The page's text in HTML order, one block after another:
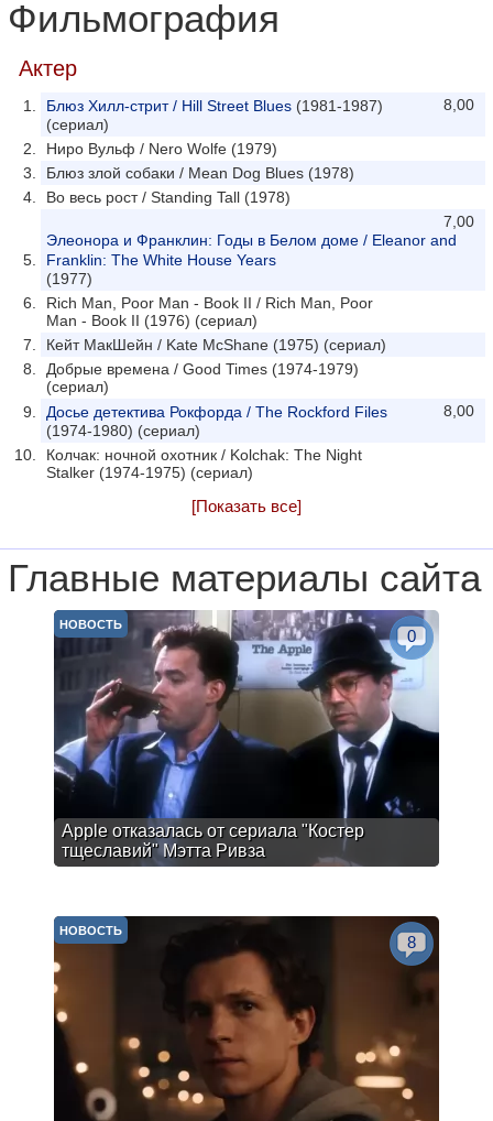
Фильмография
Актер
8,00
Блюз Хилл-стрит / Hill Street Blues (1981-1987)
(сериал)
Ниро Вульф / Nero Wolfe (1979)
Блюз злой собаки / Mean Dog Blues (1978)
Во весь рост / Standing Tall (1978)
7,00
Элеонора и Франклин: Годы в Белом доме / Eleanor and
Franklin: The White House Years
(1977)
Rich Man, Poor Man - Book II / Rich Man, Poor
Man - Book II (1976) (сериал)
Кейт МакШейн / Kate McShane (1975) (сериал)
Добрые времена / Good Times (1974-1979)
(сериал)
8,00
Досье детектива Рокфорда / The Rockford Files
(1974-1980) (сериал)
Колчак: ночной охотник / Kolchak: The Night
Stalker (1974-1975) (сериал)
[Показать все]
Главные материалы сайта
Apple отказалась от сериала "Костер
тщеславий" Мэтта Ривза
НОВОСТЬ
0
НОВОСТЬ
8